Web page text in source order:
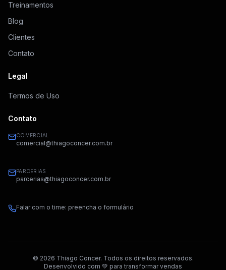
Treinamentos
Blog
Clientes
Contato
Legal
Termos de Uso
Contato
COMERCIAL
comercial@thiagoconcer.com.br
PARCERIAS
parcerias@thiagoconcer.com.br
Falar com o time: preencha o formulário
© 2026 Thiago Concer. Todos os direitos reservados.
Desenvolvido com 💚 para transformar vendas